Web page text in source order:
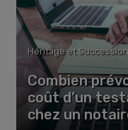
Héritage et Succession
Combien
coût d’un
chez un